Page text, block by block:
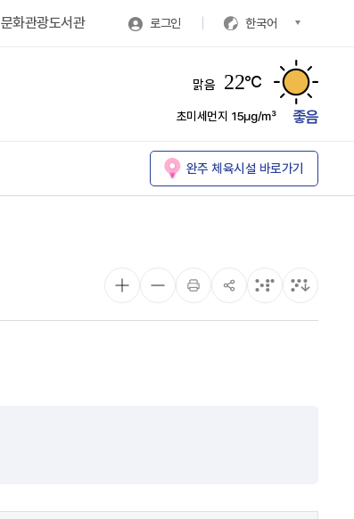
문화관광도서관 로그인 한국어
맑음 22℃
초미세먼지 15㎍/㎥ 좋음
완주 체육시설 바로가기